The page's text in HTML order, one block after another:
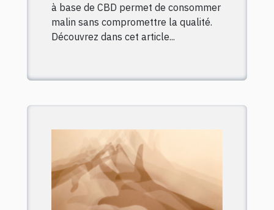
à base de CBD permet de consommer
malin sans compromettre la qualité.
Découvrez dans cet article...